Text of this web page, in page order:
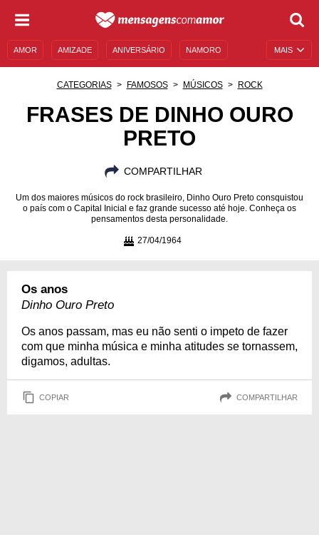
MAIS
AMOR AMIZADE ANIVERSÁRIO NAMORO
MENSAGENS DE ANIVERSÁRIO
CATEGORIAS FAMOSOS MÚSICOS ROCK
FRASES DE DINHO OURO
PRETO
COMPARTILHAR
Um dos maiores músicos do rock brasileiro, Dinho Ouro Preto consquistou
o país com o Capital Inicial e faz grande sucesso até hoje. Conheça os
pensamentos desta personalidade.
27/04/1964
Os anos
Dinho Ouro Preto
Os anos passam, mas eu não senti o impeto de fazer
com que minha música e minha atitudes se tornassem,
digamos, adultas.
COPIAR COMPARTILHAR